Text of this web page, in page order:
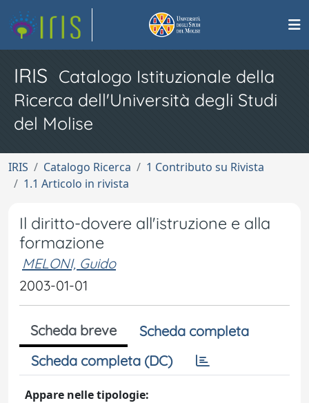
IRIS Catalogo Istituzionale della
Ricerca dell'Università degli Studi
del Molise
IRIS Catalogo Ricerca
1 Contributo su Rivista
1.1 Articolo in rivista
Il diritto-dovere all'istruzione e alla
formazione
MELONI, Guido
2003-01-01
Scheda breve
Scheda completa
Scheda completa (DC)
Appare nelle tipologie: